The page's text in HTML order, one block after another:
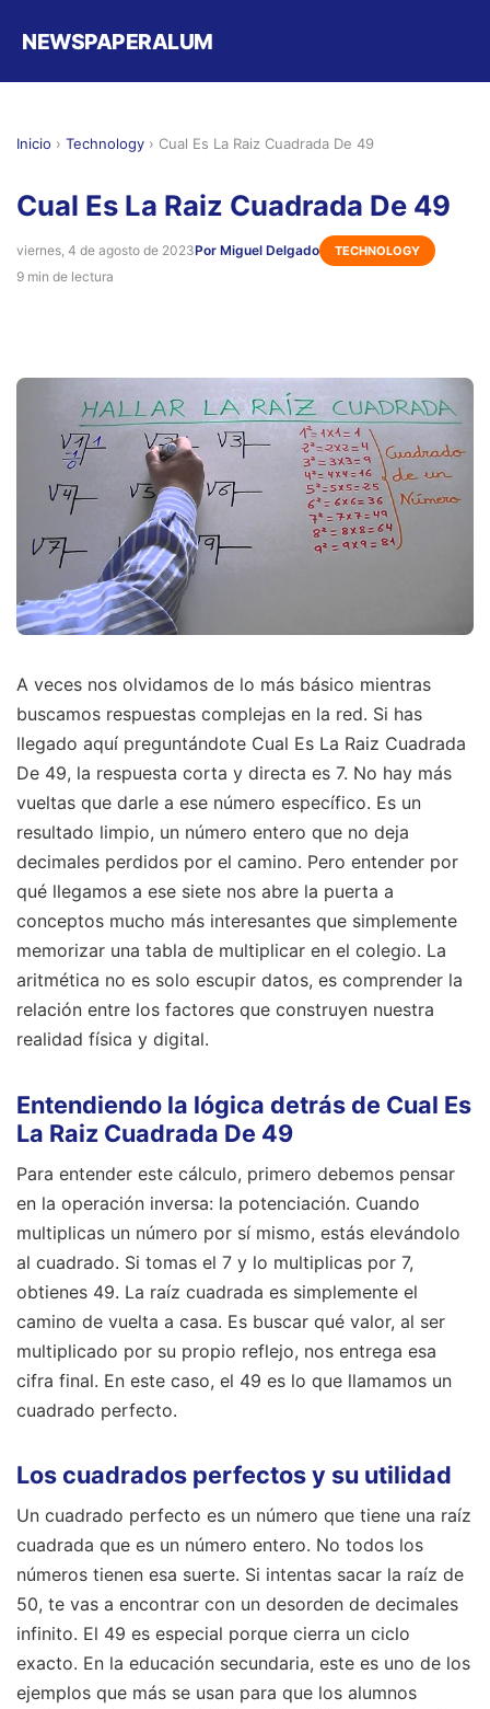
NEWSPAPERALUM
Inicio › Technology › Cual Es La Raiz Cuadrada De 49
Cual Es La Raiz Cuadrada De 49
viernes, 4 de agosto de 2023Por Miguel Delgado TECHNOLOGY
9 min de lectura
A veces nos olvidamos de lo más básico mientras
buscamos respuestas complejas en la red. Si has
llegado aquí preguntándote Cual Es La Raiz Cuadrada
De 49, la respuesta corta y directa es 7. No hay más
vueltas que darle a ese número específico. Es un
resultado limpio, un número entero que no deja
decimales perdidos por el camino. Pero entender por
qué llegamos a ese siete nos abre la puerta a
conceptos mucho más interesantes que simplemente
memorizar una tabla de multiplicar en el colegio. La
aritmética no es solo escupir datos, es comprender la
relación entre los factores que construyen nuestra
realidad física y digital.
Entendiendo la lógica detrás de Cual Es
La Raiz Cuadrada De 49
Para entender este cálculo, primero debemos pensar
en la operación inversa: la potenciación. Cuando
multiplicas un número por sí mismo, estás elevándolo
al cuadrado. Si tomas el 7 y lo multiplicas por 7,
obtienes 49. La raíz cuadrada es simplemente el
camino de vuelta a casa. Es buscar qué valor, al ser
multiplicado por su propio reflejo, nos entrega esa
cifra final. En este caso, el 49 es lo que llamamos un
cuadrado perfecto.
Los cuadrados perfectos y su utilidad
Un cuadrado perfecto es un número que tiene una raíz
cuadrada que es un número entero. No todos los
números tienen esa suerte. Si intentas sacar la raíz de
50, te vas a encontrar con un desorden de decimales
infinito. El 49 es especial porque cierra un ciclo
exacto. En la educación secundaria, este es uno de los
ejemplos que más se usan para que los alumnos